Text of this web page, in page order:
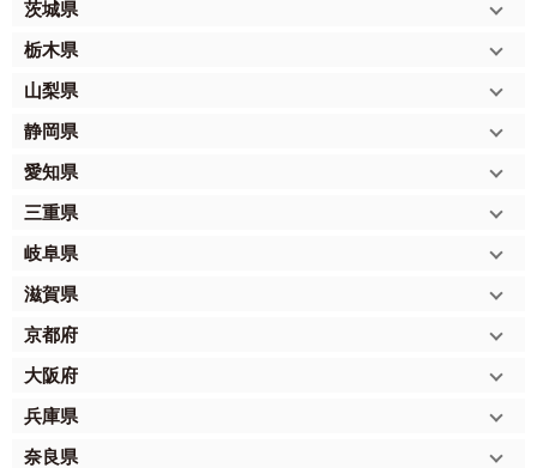
茨城県
栃木県
山梨県
静岡県
愛知県
三重県
岐阜県
滋賀県
京都府
大阪府
兵庫県
奈良県